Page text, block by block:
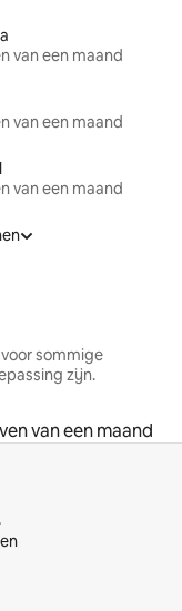
van een maand
van een maand
van een maand
sommige
zijn.
van een maand